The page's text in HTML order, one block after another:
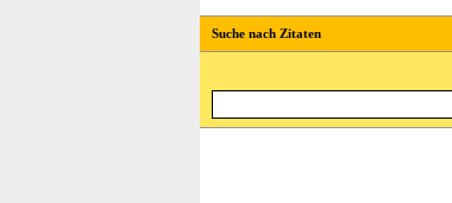
Suche nach Zitaten